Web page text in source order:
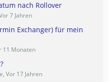
nach Rollover
7 Jahren
Exchanger) für mein
11 Monaten
Vor 17 Jahren